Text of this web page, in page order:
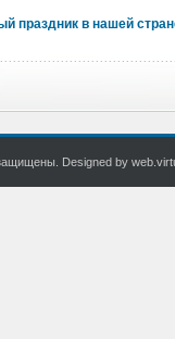
праздник в нашей
Designed by